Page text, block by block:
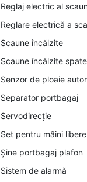
Reglaj electric al
Reglare electrică a
Scaune încălzite
Scaune încălzite spate
Senzor de ploaie
Separator portbagaj
Servodirecție
Set pentru mâini libere
Şine portbagaj plafon
Sistem de alarmă